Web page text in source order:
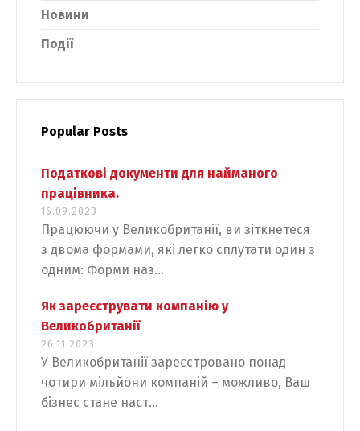
Новини
Події
Popular Posts
Податкові документи для найманого
працівника.
16.09.2023
Працюючи у Великобританії, ви зіткнетеся
з двома формами, які легко сплутати один з
одним: Форми наз...
Як зареєструвати компанію у
Великобританії
26.11.2023
У Великобританії зареєстровано понад
чотири мільйони компаній – можливо, Ваш
бізнес стане наст...